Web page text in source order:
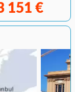
151 €